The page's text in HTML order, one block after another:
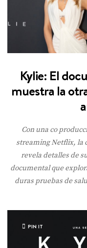
Kylie: El
muestra la
Con una co
streaming Netflix, la
revela detalles de
documental que
duras pruebas de
PIN IT